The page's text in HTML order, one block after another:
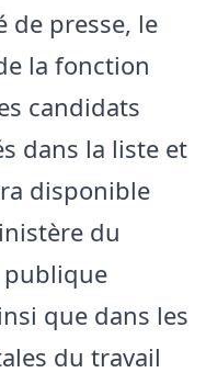
de presse, le
la fonction
candidats
dans la liste et
disponible
du
publique
que dans les
du travail